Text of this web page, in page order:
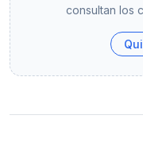
consultan los